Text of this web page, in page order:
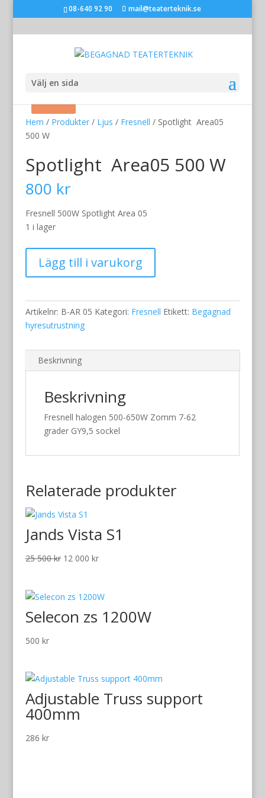
08-640 92 90 mail@teaterteknik.se
Välj en sida
Hem / Produkter/ Ljus / Fresnell / Spotlight Area05
500 W
Spotlight Area05 500 W
800 kr
Fresnell 500W Spotlight Area 05
1 i lager
Area05
500
mängd
Lägg till i varukorg
Artikelnr: B-AR 05 Kategori: Fresnell Etikett: Begagnad
hyresutrustning
Beskrivning
Beskrivning
Fresnell halogen 500-650W Zomm 7-62
grader GY9,5 sockel
Relaterade produkter
Jands Vista S1
25 500kr Det
var:
25
500 kr.
12 000 krDet
är:
12
000 kr.
Selecon zs 1200W
500 kr
Adjustable Truss support
400mm
286 kr